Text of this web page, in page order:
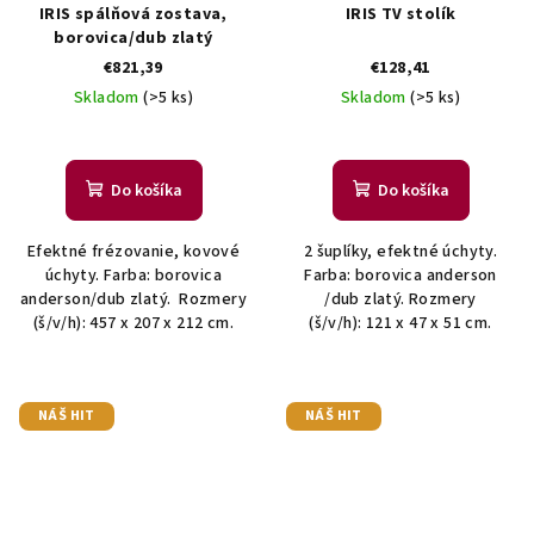
IRIS spálňová zostava,
borovica/dub zlatý
€821,39
Skladom(>5 ks)
Do košíka
Efektné frézovanie, kovové
úchyty. Farba: borovica
anderson/dub zlatý. Rozmery
(š/v/h): 457 x 207 x 212 cm.
IRIS TV stolík
€128,41
Skladom(>5 ks)
Do košíka
2 šuplíky, efektné úchyty.
Farba: borovica anderson
/dub zlatý. Rozmery
(š/v/h): 121 x 47 x 51 cm.
NÁŠ HIT NÁŠ HIT